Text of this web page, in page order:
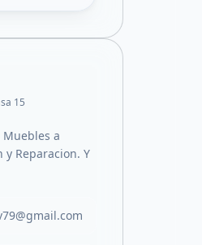
15
a
y Reparacion. Y